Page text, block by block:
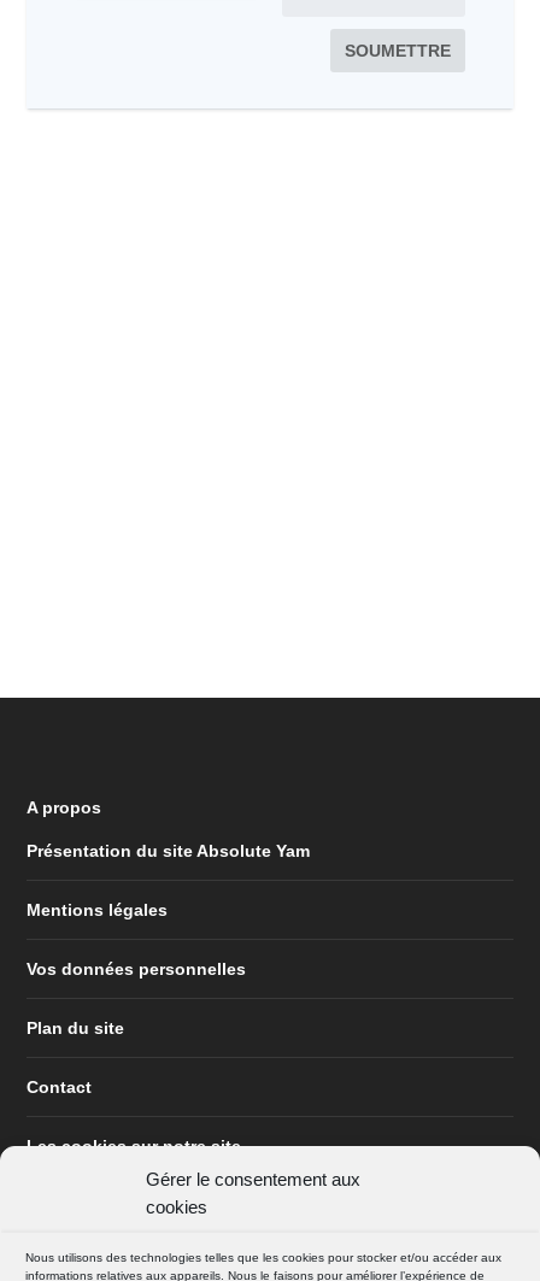
Gérer le consentement aux
cookies
Nous utilisons des technologies telles que les cookies pour stocker et/ou accéder aux
informations relatives aux appareils. Nous le faisons pour améliorer l’expérience de
A propos
Présentation du site Absolute Yam
Mentions légales
Vos données personnelles
Plan du site
Contact
Les cookies sur notre site